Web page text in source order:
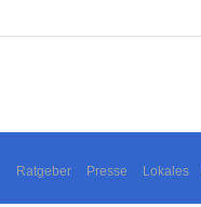
Ratgeber Presse Lokales